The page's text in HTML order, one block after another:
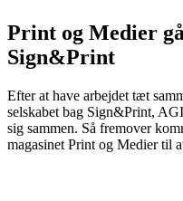
Print og Medier
Sign&Print
Efter at have arbejdet tæt
selskabet bag Sign&Print,
sig sammen. Så fremover
magasinet Print og Medier til